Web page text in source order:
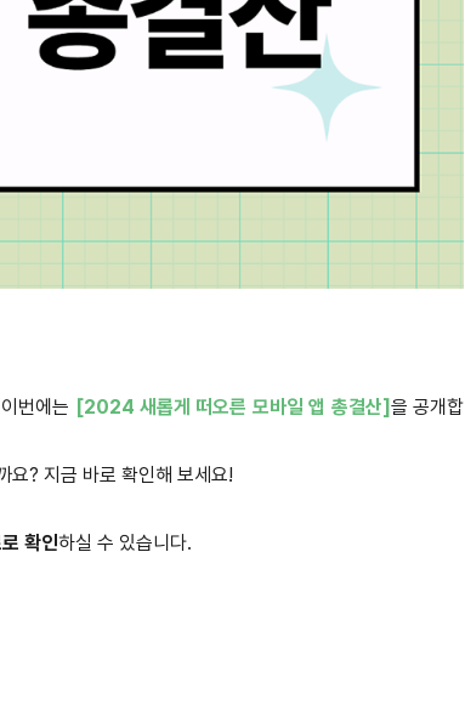
번에는 [2024 새롭게 떠오른 모바일 앱 총결산] 을 공개합
요? 지금 바로 확인해 보세요!
확인하실 수 있습니다.